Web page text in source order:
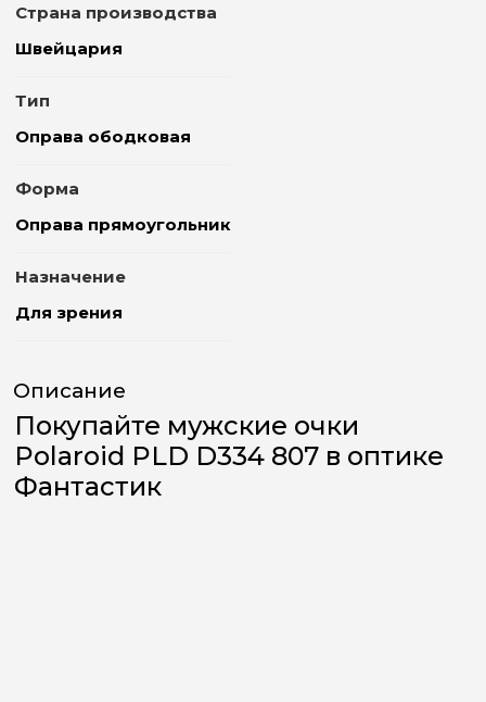
Страна производства
Швейцария
Тип
Оправа ободковая
Форма
Оправа прямоугольник
Назначение
Для зрения
Описание
Покупайте мужские очки
Polaroid PLD D334 807 в оптике
Фантастик